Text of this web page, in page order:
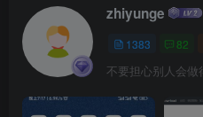
zhiyunge
1383 82